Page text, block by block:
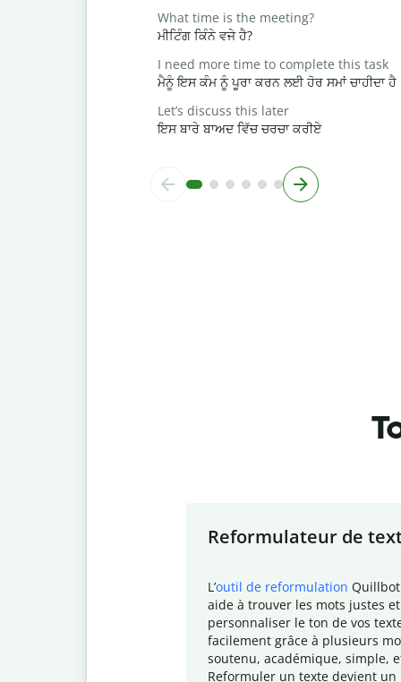
What time is the meeting?
ਮੀਟਿੰਗ ਕਿੰਨੇ ਵਜੇ ਹੈ?
I need more time to complete this task
ਮੈਨੂੰ ਇਸ ਕੰਮ ਨੂੰ ਪੂਰਾ ਕਰਨ ਲਈ ਹੋਰ ਸਮਾਂ ਚਾਹੀਦਾ ਹੈ
Let’s discuss this later
ਇਸ ਬਾਰੇ ਬਾਅਦ ਵਿੱਚ ਚਰਚਾ ਕਰੀਏ
Reformulateur de
L ’outil de reformulation
aide à trouver les mots justes
personnaliser le ton de vos
facilement grâce à plusieurs
soutenu, académique, simple,
Reformuler un texte devient un